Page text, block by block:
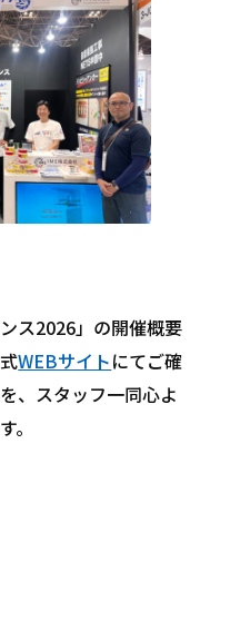
ス2026」の開催概要
WEBサイトにてご確
、スタッフ一同心よ
。